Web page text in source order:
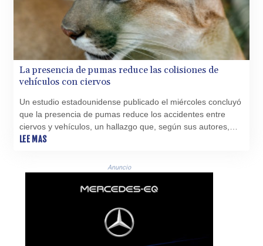
ILS 3.463666
IMP 0.857346
INR 109.83378
IQD 1510.89449
IRR
1585920.982023
JMD 183.168441
JOD 0.817863
KHR 4684.773512
KMF 492.554315
KWD 0.3563
KYD 0.961169
KZT 540.560026
La presencia de pumas reduce las colisiones de
vehículos con ciervos
Un estudio estadounidense publicado el miércoles concluyó
que la presencia de pumas reduce los accidentes entre
ciervos y vehículos, un hallazgo que, según sus autores,
aporta un nuevo argumento a favor de los beneficios que
LEE MAS
Anuncio